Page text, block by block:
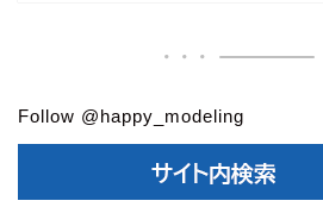
Follow @happy_modeling